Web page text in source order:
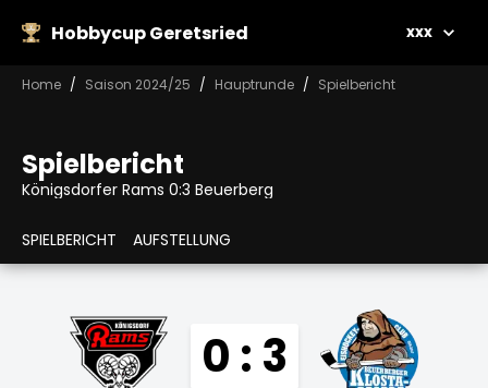
Hobbycup Geretsried xxx
Home Saison 2024/25 Hauptrunde Spielbericht
Spielbericht
Königsdorfer Rams 0:3 Beuerberg
SPIELBERICHT AUFSTELLUNG
0 : 3